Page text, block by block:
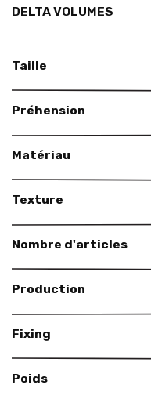
DELTA VOLUMES
Taille
Préhension
Matériau
Texture
Nombre d'articles
Production
Fixing
Poids